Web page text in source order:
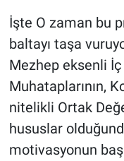
İşte O zaman bu
baltayı taşa
Mezhep eksenli
Muhataplarının,
nitelikli Ortak
hususlar
motivasyonun